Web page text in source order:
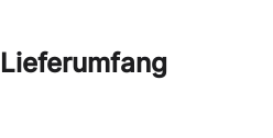
Lieferumfang